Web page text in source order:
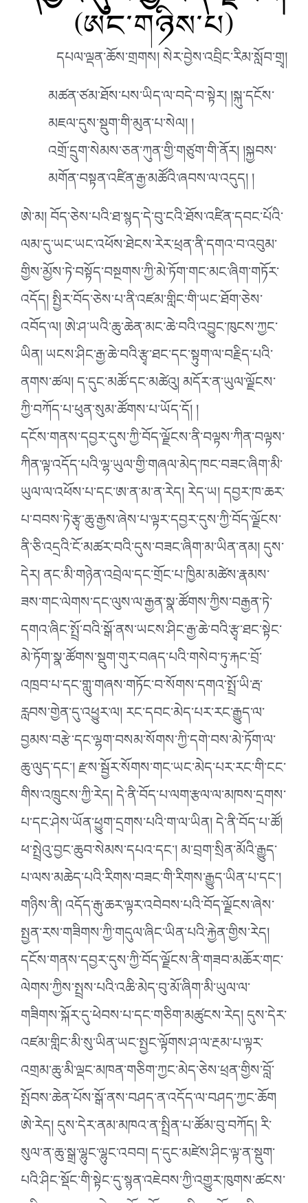
(ཨང་གཉིས་པ)
དཔལ་ལྡན་ཆོས་གྲགས། སེར་བྱེས་འབྲིང་རིམ་སློབ་གྲྭ།
མཚན་ཙམ་ཐོས་པས་ཡིད་ལ་བདེ་བ་སྟེར། །སྐུ་དངོས་
མཇལ་དུས་སྡུག་གི་མུན་པ་སེལ། །
འགྲོ་དྲུག་སེམས་ཅན་ཀུན་གྱི་གཙུག་གི་ནོར། །སྐྱབས་
མགོན་བསྟན་འཛིན་རྒྱ་མཚོའི་ཞབས་ལ་འདུད། །
ཨེ་མ། བོད་ཅེས་པའི་ཐ་སྙད་དེ་བུ་ངའི་ཐོས་འཛིན་དབང་པོའི་
ལམ་དུ་ཡང་ཡང་འཕོས་ཐེངས་རེར་ཕྲན་ནི་དགའ་བ་འབུམ་
གྱིས་མྱོས་ཏེ་བསྟོད་བསྔགས་ཀྱི་མེ་ཏོག་གང་མང་ཞིག་གཏོར་
འདོད། སྤྱིར་བོད་ཅེས་པ་ནི་འཛམ་གླིང་གི་ཡང་ཐོག་ཅེས་
འབོད་ལ། ཨེ་ཤ་ཡའི་ཆུ་ཆེན་མང་ཆེ་བའི་འབྱུང་ཁུངས་ཀྱང་
ཡིན། ཡངས་ཤིང་རྒྱ་ཆེ་བའི་རྩྭ་ཐང་དང་སྟུག་ལ་བརྗིད་པའི་
ནགས་ཚལ། ད་དུང་མཚོ་དང་མཚེའུ། མདོར་ན་ཡུལ་ལྗོངས་
ཀྱི་བཀོད་པ་ཕུན་སུམ་ཚོགས་པ་ཡོད་དོ། །
དངོས་གནས་དབྱར་དུས་ཀྱི་བོད་ལྗོངས་ནི་བལྟས་ཀིན་བལྟས་
ཀིན་ལྟ་འདོད་པའི་ལྷ་ཡུལ་གྱི་གཞལ་མེད་ཁང་བཟང་ཞིག་མི་
ཡུལ་ལ་འཕོས་པ་དང་ཨ་ན་མ་ན་རེད། རེད་ཡ། དབྱར་ཁ་ཆར་
པ་བབས་ཏེ་རྩྭ་ཆུ་རྒྱས་ཞེས་པ་ལྟར་དབྱར་དུས་ཀྱི་བོད་ལྗོངས་
ནི་ཅི་འདྲའི་ངོ་མཚར་བའི་དུས་བཟང་ཞིག་མ་ཡིན་ནམ། དུས་
དེར། ནང་མི་གཉེན་འབྲེལ་དང་གྲོང་པ་ཁྱིམ་མཚེས་རྣམས་
ཟས་གང་ལེགས་དང་ལུས་ལ་རྒྱན་སྣ་ཚོགས་ཀྱིས་བརྒྱན་ཏེ་
དགའ་ཞིང་སྤྲོ་བའི་སྒོ་ནས་ཡངས་ཤིང་རྒྱ་ཆེ་བའི་རྩྭ་ཐང་སྟེང་
མེ་ཏོག་སྣ་ཚོགས་སྡུག་གུར་བཞད་པའི་གསེབ་ཏུ་རྐང་བྲོ་
འཁྲབ་པ་དང་གླུ་གཞས་གཏོང་བ་སོགས་དགའ་སྤྲོ་ཡི་རྦ་
རླབས་གྱེན་དུ་འཕྱུར་ལ། རང་དབང་མེད་པར་རང་རྒྱུད་ལ་
བྱམས་བརྩེ་དང་ལྷག་བསམ་སོགས་ཀྱི་དགེ་བས་མེ་ཏོག་ལ་
ཆུ་ལུད་དང༌། རྫས་སྦྱོར་སོགས་གང་ཡང་མེད་པར་རང་གི་ངང་
གིས་འཁྲུངས་ཀྱི་རེད། དེ་ནི་བོད་པ་ལག་རྩལ་ལ་མཁས་དྲགས་
པ་དང་ཤེས་ཡོན་ཕྱུག་དྲགས་པའི་ག་ལ་ཡིན། དེ་ནི་བོད་པ་ཚོ།
ཕ་སྤྲེའུ་བྱང་ཆུབ་སེམས་དཔའ་དང༌། མ་བྲག་སྲིན་མོའི་རྒྱུད་
པ་ལས་མཆེད་པའི་རིགས་བཟང་གི་རིགས་རྒྱུད་ཡིན་པ་དང༌།
གཉིས་ནི། འདོད་རྒུ་ཆར་ལྟར་འབེབས་པའི་བོད་ལྗོངས་ཞེས་
སྤྱན་རས་གཟིགས་ཀྱི་གདུལ་ཞིང་ཡིན་པའི་རྐྱེན་གྱིས་རེད།
དངོས་གནས་དབྱར་དུས་ཀྱི་བོད་ལྗོངས་ནི་གཟབ་མཆོར་གང་
ལེགས་ཀྱིས་སྤྲས་པའི་འཆི་མེད་བུ་མོ་ཞིག་མི་ཡུལ་ལ་
གཟིགས་སྐོར་དུ་ཕེབས་པ་དང་གཅིག་མཚུངས་རེད། དུས་དེར་
འཛམ་གླིང་མི་སུ་ཡིན་ཡང་སྤྱང་ལྟོགས་ཤ་ལ་རྔམ་པ་ལྟར་
འགྲམ་ཆུ་མི་ལྡང་མཁན་གཅིག་ཀྱང་མེད་ཅེས་ཕྲན་གྱིས་བློ་
སྤོབས་ཆེན་པོས་སྒོ་ནས་བཤད་ན་འདོད་ལ་བཤད་ཀྱང་ཆོག
ཨེ་རེད། དུས་དེར་ནམ་མཁའ་ན་སྤྲིན་པ་ཚོམ་བུ་བཀོད། རི་
སུལ་ན་ཆུ་སྒྲ་ལྷུང་ལྷུང་འབབ། ད་དུང་མཛེས་ཤིང་ལྟ་ན་སྡུག་
པའི་ཤིང་སྡོང་གི་སྟེང་དུ་སྙན་འཇེབས་ཀྱི་འགྱུར་ཁུགས་ཚངས་